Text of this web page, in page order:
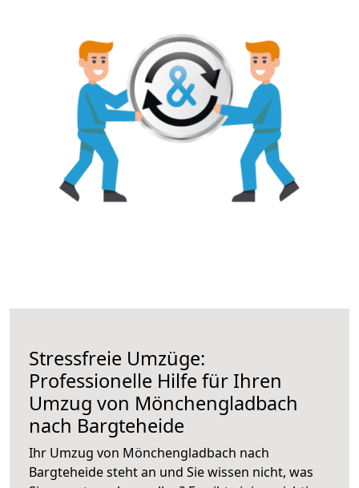
Stressfreie Umzüge:
Professionelle Hilfe für Ihren
Umzug von Mönchengladbach
nach Bargteheide
Ihr Umzug von Mönchengladbach nach
Bargteheide steht an und Sie wissen nicht, was